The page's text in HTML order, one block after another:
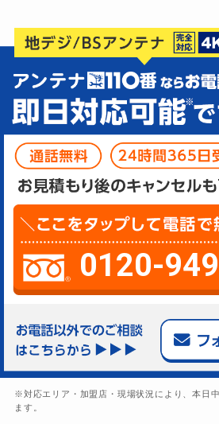
0120-
※対応エリア・加盟店・現場状況により、本日
ます。